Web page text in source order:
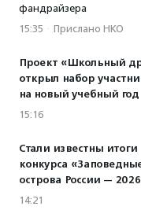
фандрайзера
15:35 · Прислано НКО
Проект «Школьный
открыл набор
на новый учебный год
15:16
Стали известны итоги
конкурса
острова России —
14:21